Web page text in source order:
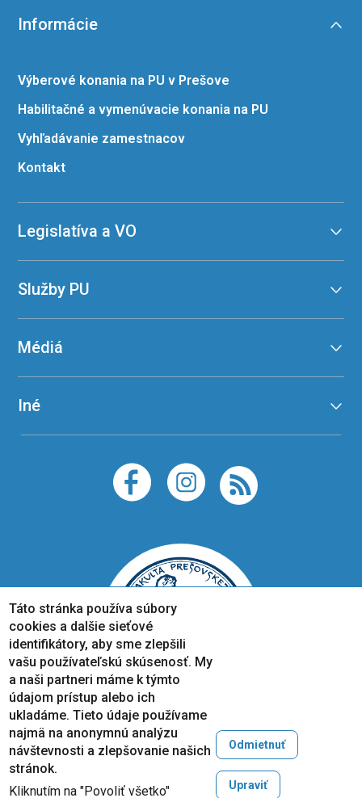
Informácie
Výberové konania na PU v Prešove
Habilitačné a vymenúvacie konania na PU
Vyhľadávanie zamestnacov
Kontakt
Legislatíva a VO
Služby PU
Médiá
Iné
Copyright © 2005-2026
Prešovská univerzita v Prešove
Created by
ActivIT
Táto stránka používa súbory
cookies a dalšie sieťové
identifikátory, aby sme zlepšili
vašu používateľskú skúsenosť. My
a naši partneri máme k týmto
údajom prístup alebo ich
ukladáme. Tieto údaje používame
najmä na anonymnú analýzu
návštevnosti a zlepšovanie našich
stránok.
Kliknutím na "Povoliť všetko"
Odmietnuť
Upraviť